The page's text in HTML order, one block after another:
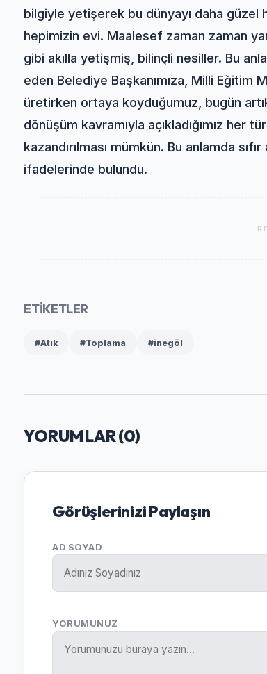
bilgiyle yetişerek bu dünyayı daha güzel
hepimizin evi. Maalesef zaman zaman
gibi akılla yetişmiş, bilinçli nesiller. Bu
eden Belediye Başkanımıza, Milli
üretirken ortaya koyduğumuz, bugün
dönüşüm kavramıyla açıkladığımız her
kazandırılması mümkün. Bu anlamda
ifadelerinde bulundu.
ETİKETLER
#Atık #Toplama #inegöl
YORUMLAR (0)
Görüşlerinizi Paylaşın
AD SOYAD
YORUMUNUZ